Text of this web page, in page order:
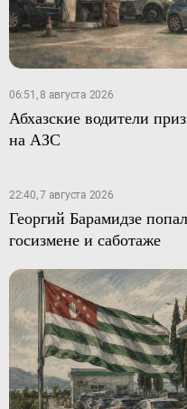
06:51, 8 августа 2026
Абхазские водители
на АЗС
22:40, 7 августа 2026
Георгий Барамидзе
госизмене и саботаже